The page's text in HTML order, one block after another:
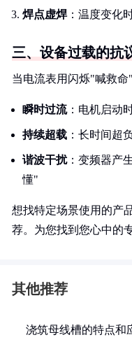
焊点虚焊：温度变化
三、设备过载的抗
当电流表用闪烁"喊救命
瞬时过流：电机启动
持续超载 ：长时间超
谐波干扰：变频器产
懂"
想找特定场景使用的产
荐。为您找到您心中的
其他推荐
浇筑母线槽的特点和